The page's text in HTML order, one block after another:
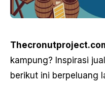
kampung? Inspirasi
berikut ini berpeluang